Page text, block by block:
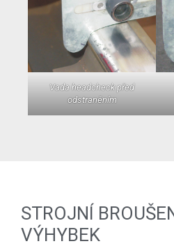
Vada headcheck před
odstraněním
STROJNÍ
VÝHYBEK